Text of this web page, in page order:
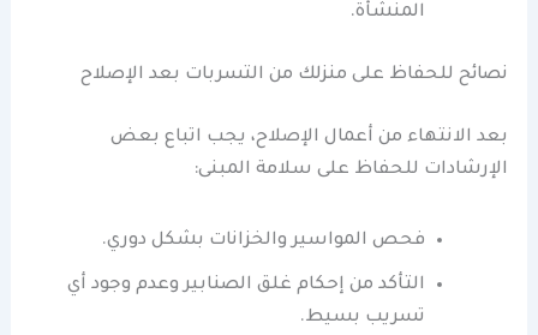
المنشأة.
نصائح للحفاظ على منزلك من التسربات بعد الإصلاح
بعد الانتهاء من أعمال الإصلاح، يجب اتباع بعض
الإرشادات للحفاظ على سلامة المبنى:
فحص المواسير والخزانات بشكل دوري.
التأكد من إحكام غلق الصنابير وعدم وجود أي
تسريب بسيط.